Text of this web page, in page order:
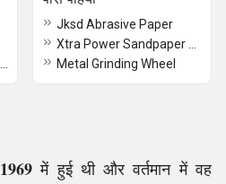
Jksd Abrasive Paper
Metal Grinding Wheel
1969 में हुई थी और वर्तमान में वह